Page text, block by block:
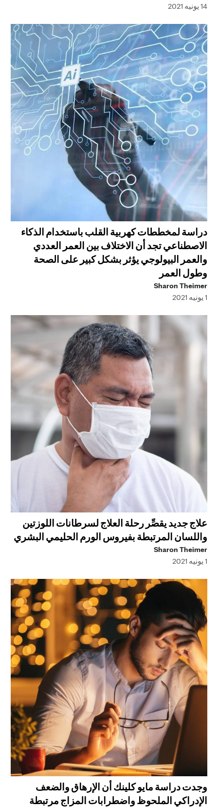
14 يونيه 2021
دراسة لمخططات كهربية القلب باستخدام الذكاء
الاصطناعي تجد أن الاختلاف بين العمر العددي
والعمر البيولوجي يؤثر بشكل كبير على الصحة
وطول العمر
Sharon Theimer
1 يونيه 2021
علاج جديد يقصِّر رحلة العلاج لسرطانات اللوزتين
واللسان المرتبطة بفيروس الورم الحليمي البشري
Sharon Theimer
1 يونيه 2021
وجدت دراسة مايو كلينك أن الإرهاق والضعف
الإدراكي الملحوظ واضطرابات المزاج مرتبطة